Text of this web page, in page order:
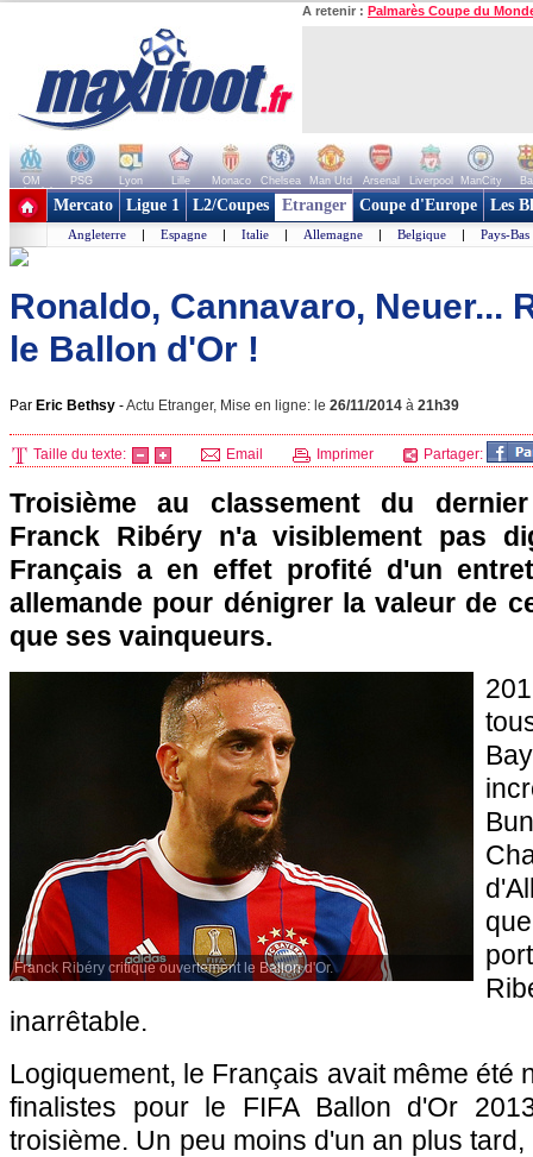
A retenir : Palmarès Coupe du
OM PSG Lyon Lille Monaco Chelsea Man Utd Arsenal Liverpool ManCity
+ de clubs
Mercato Ligue 1 L2/Coupes Etranger Coupe d'Europe Les
Angleterre | Espagne | Italie | Allemagne | Belgique | Pays-Bas
Ronaldo, Cannavaro, Neuer...
le Ballon d'Or !
Par Eric Bethsy -Actu Etranger, Mise en ligne: le 26/11/2014 à 21h39
Taille du texte: Email Imprimer Partager:
Troisième au classement du
Franck Ribéry n'a visiblement pas
Français a en effet profité d'un
allemande pour dénigrer la valeur de
que ses vainqueurs.
Franck Ribéry critique ouvertement le Ballon d'Or.
inarrêtable.
Logiquement, le Français avait même été
finalistes pour le FIFA Ballon d'Or
troisième. Un peu moins d'un an plus